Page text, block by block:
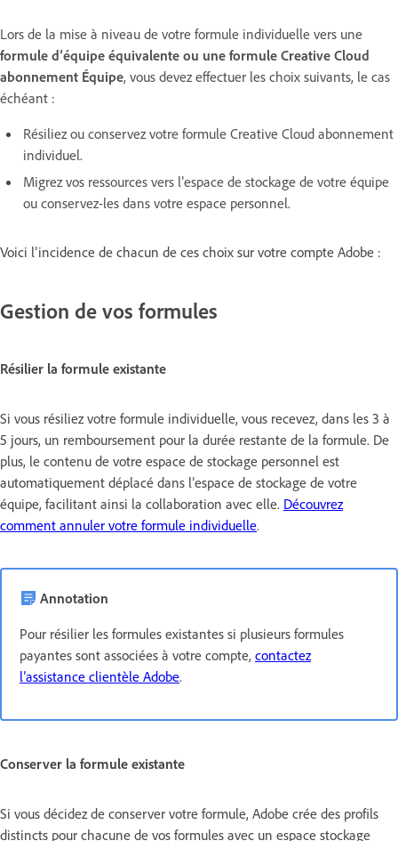
Lors de la mise à niveau de votre formule individuelle vers une
formule d’équipe équivalente ou une formule Creative Cloud
abonnement Équipe, vous devez effectuer les choix suivants, le cas
échéant :
Résiliez ou conservez votre formule Creative Cloud abonnement
individuel.
Migrez vos ressources vers l’espace de stockage de votre équipe
ou conservez-les dans votre espace personnel.
Voici l’incidence de chacun de ces choix sur votre compte Adobe :
Gestion de vos formules
Résilier la formule existante
Si vous résiliez votre formule individuelle, vous recevez, dans les 3 à
5 jours, un remboursement pour la durée restante de la formule. De
plus, le contenu de votre espace de stockage personnel est
automatiquement déplacé dans l’espace de stockage de votre
équipe, facilitant ainsi la collaboration avec elle. Découvrez
comment annuler votre formule individuelle.
Annotation
Pour résilier les formules existantes si plusieurs formules
payantes sont associées à votre compte, contactez
l’assistance clientèle Adobe.
Conserver la formule existante
Si vous décidez de conserver votre formule, Adobe crée des profils
distincts pour chacune de vos formules avec un espace stockage